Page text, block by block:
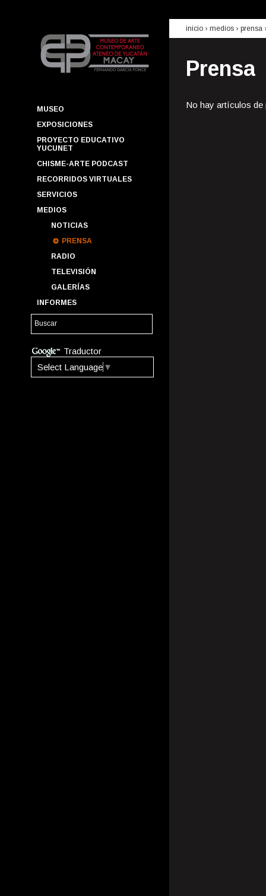
MUSEO
EXPOSICIONES
PROYECTO EDUCATIVO
YUCUNET
CHISME-ARTE PODCAST
RECORRIDOS VIRTUALES
SERVICIOS
MEDIOS
NOTICIAS
PRENSA
RADIO
TELEVISIÓN
GALERÍAS
INFORMES
Traductor
Select Language ▼
inicio › medios › prensa
Prensa
No hay artículos de